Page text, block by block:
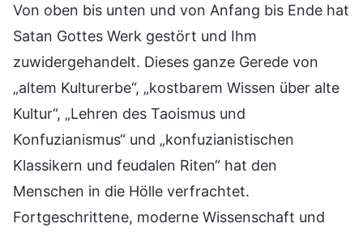
Von oben bis unten und von Anfang bis Ende hat
Satan Gottes Werk gestört und Ihm
zuwidergehandelt. Dieses ganze Gerede von
„altem Kulturerbe“, „kostbarem Wissen über alte
Kultur“, „Lehren des Taoismus und
Konfuzianismus“ und „konfuzianistischen
Klassikern und feudalen Riten“ hat den
Menschen in die Hölle verfrachtet.
Fortgeschrittene, moderne Wissenschaft und